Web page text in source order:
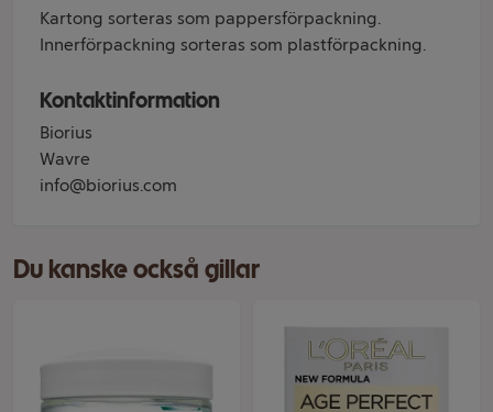
Kartong sorteras som pappersförpackning.
Innerförpackning sorteras som plastförpackning.
Kontaktinformation
Biorius
Wavre
info@biorius.com
Du kanske också gillar